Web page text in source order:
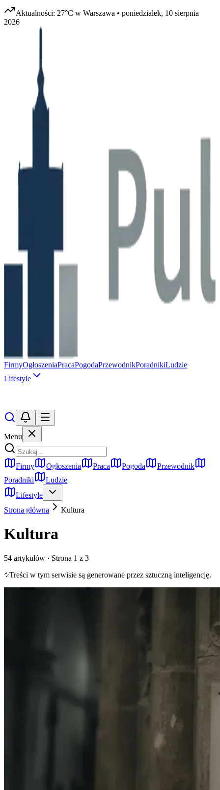
Aktualności: 27°C w Warszawa • poniedziałek, 10 sierpnia
2026
FirmyOgłoszeniaPracaPogodaPrzewodnikPoradnikiLudzie
Lifestyle
Menu
Firmy Ogłoszenia Praca Pogoda
Przewodnik
Poradniki
Ludzie
Lifestyle
Strona główna
Kultura
Kultura
54 artykułów · Strona 1 z 3
Treści w tym serwisie są generowane przez sztuczną inteligencję.